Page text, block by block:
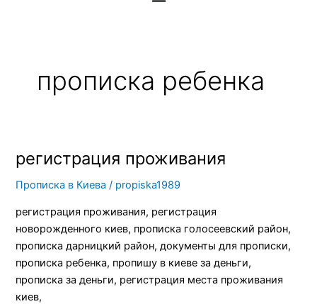
прописка ребенка
регистрация проживания
Прописка в Киева / propiska1989
регистрация проживания, регистрация
новорожденного киев, прописка голосеевский район,
прописка дарницкий район, документы для прописки,
прописка ребенка, пропишу в киеве за деньги,
прописка за деньги, регистрация места проживания
киев,
регистрация